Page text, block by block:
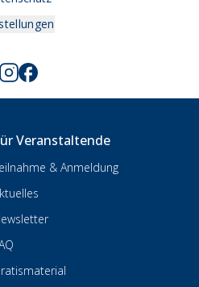
Veranstaltende
& Anmeldung